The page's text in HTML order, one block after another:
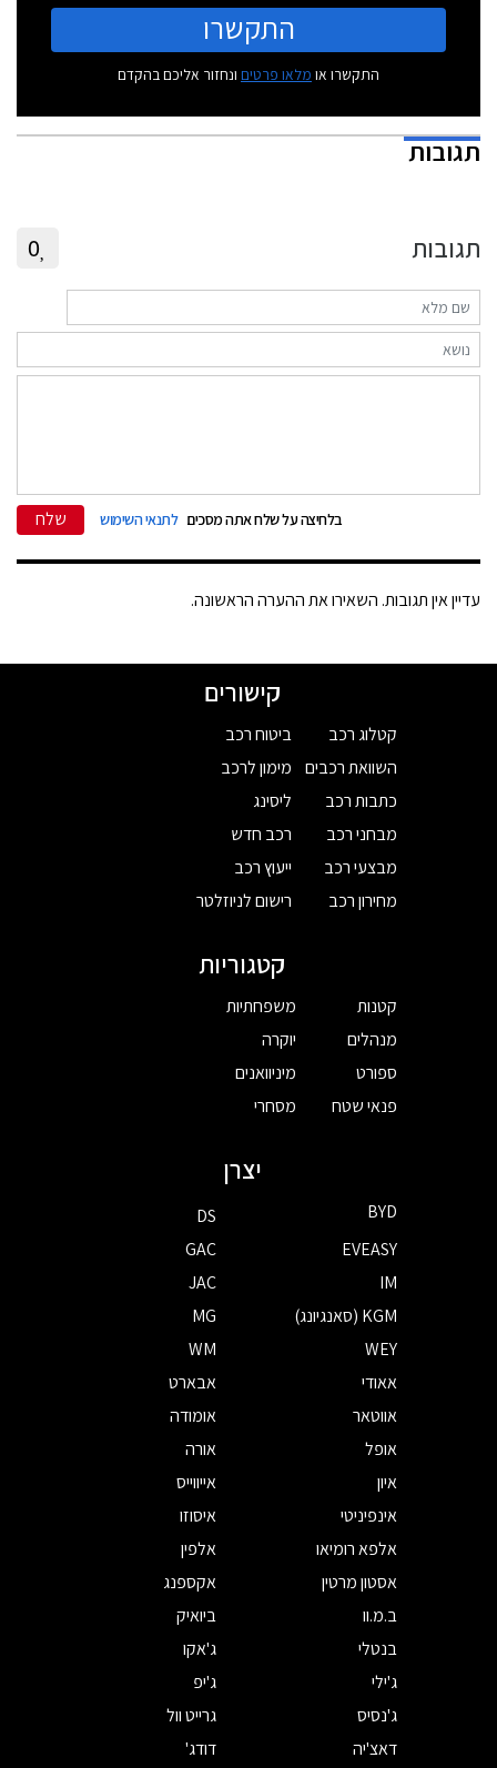
התקשרו
התקשרו או מלאו פרטים ונחזור אליכם בהקדם
תגובות
תגובות 0
בלחיצה על שלח אתה מסכים לתנאי השימוש שלח
עדיין אין תגובות. השאירו את ההערה הראשונה.
קישורים
קטלוג רכב
השוואת רכבים
כתבות רכב
מבחני רכב
מבצעי רכב
מחירון רכב
ביטוח רכב
מימון לרכב
ליסינג
רכב חדש
ייעוץ רכב
רישום לניוזלטר
קטגוריות
קטנות
מנהלים
ספורט
פנאי שטח
משפחתיות
יוקרה
מיניוואנים
מסחרי
יצרן
BYD
DS
EVEASY
GAC
IM
JAC
KGM (סאנגיונג)
MG
WEY
WM
אאודי
אבארט
אווטאר
אומודה
אופל
אורה
איון
אייווייס
אינפיניטי
איסוזו
אלפא רומיאו
אלפין
אסטון מרטין
אקספנג
ב.מ.וו
ביואיק
בנטלי
ג'אקו
ג'ילי
ג'יפ
ג'נסיס
גרייט וול
דאצ'יה
דודג'